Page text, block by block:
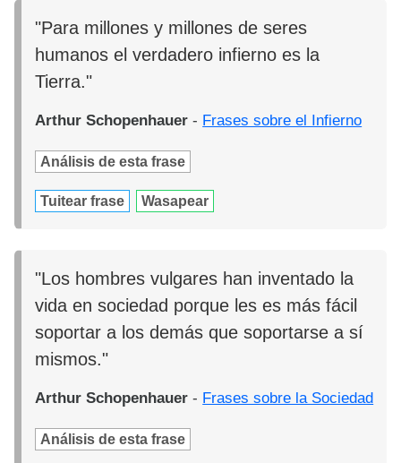
"Para millones y millones de seres
humanos el verdadero infierno es la
Tierra."
Arthur Schopenhauer - Frases sobre el Infierno
Análisis de esta frase
Tuitear frase Wasapear
"Los hombres vulgares han inventado la
vida en sociedad porque les es más fácil
soportar a los demás que soportarse a sí
mismos."
Arthur Schopenhauer - Frases sobre la Sociedad
Análisis de esta frase